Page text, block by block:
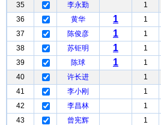
35
李永勤 1
36
黄华 1 1
37
陈俊彦 1 1
38
苏钜明 1 1
39
陈球 1 1
40
许长进 1
41
李小刚 1
42
李昌林 1
43
曾宪辉 1